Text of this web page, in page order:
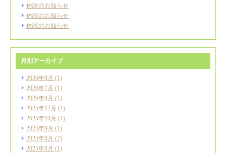
休診のお知らせ
休診のお知らせ
休診のお知らせ
月別アーカイブ
2026年8月 (1)
2026年7月 (1)
2026年4月 (1)
2025年12月 (1)
2025年10月 (1)
2025年9月 (1)
2025年8月 (2)
2025年6月 (1)